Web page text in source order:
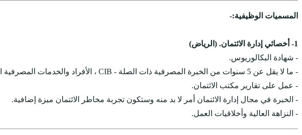
المسميات الوظيفية:-
1- أخصائي إدارة الائتمان. (الرياض)
- شهادة البكالوريوس.
- ما لا يقل عن 5 سنوات من الخبرة المصرفية ذات الصلة - CIB ، الأفراد والخدمات المصرفية الخاصة.
- عمل على تقارير مكتب الائتمان.
- الخبرة في مجال إدارة الائتمان أمر لا بد منه وستكون تجربة مخاطر الائتمان ميزة إضافية.
- النزاهة العالية وأخلاقيات العمل.